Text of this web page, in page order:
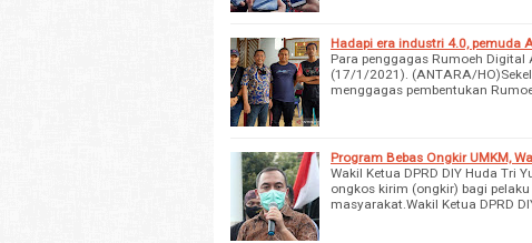
Hadapi era industri 4.0, pemuda
Para penggagas Rumoeh
(17/1/2021). (ANTARA/
menggagas pembentukan
Program Bebas Ongkir UMKM,
Wakil Ketua DPRD DIY Huda Tri
ongkos kirim (ongkir) bagi
masyarakat.Wakil Ketua DPRD